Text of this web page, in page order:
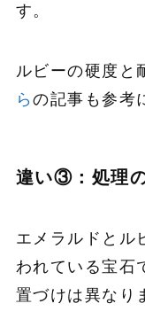
す。
ルビーの硬度と
らの記事も参考
違い③：処理
エメラルドとル
われている宝石
置づけは異なり